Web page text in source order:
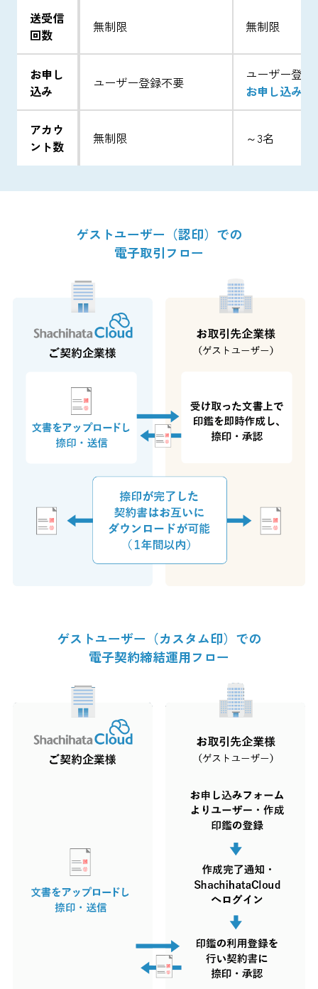
送受信
回数
無制限 無制限
お申し
込み
ユーザー登録不要
ユーザー登
お申し込みフ
アカウ
ント数
無制限 ～3名
ゲストユーザー（認印）での
電子取引フロー
ゲストユーザー（カスタム印）での
電子契約締結運用フロー